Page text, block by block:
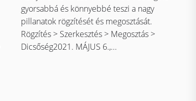
gyorsabbá és könnyebbé teszi a nagy
pillanatok rögzítését és megosztását.
Rögzítés > Szerkesztés > Megosztás >
Dicsőség2021. MÁJUS 6.,...